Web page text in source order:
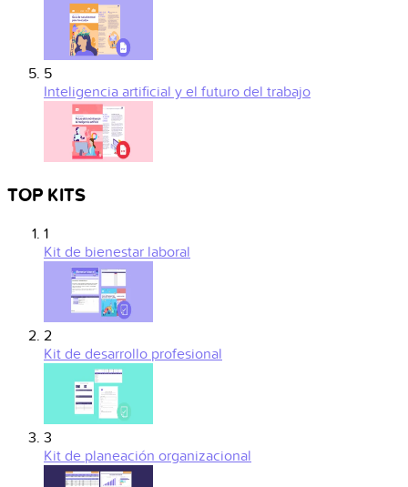
5
Inteligencia artificial y el futuro del trabajo
TOP KITS
1
Kit de bienestar laboral
2
Kit de desarrollo profesional
3
Kit de planeación organizacional